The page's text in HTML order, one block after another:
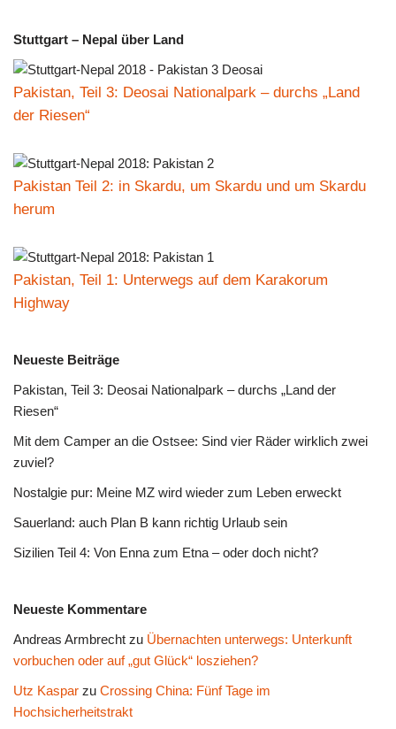
Stuttgart – Nepal über Land
Pakistan, Teil 3: Deosai Nationalpark – durchs „Land
der Riesen“
Pakistan Teil 2: in Skardu, um Skardu und um Skardu
herum
Pakistan, Teil 1: Unterwegs auf dem Karakorum
Highway
Neueste Beiträge
Pakistan, Teil 3: Deosai Nationalpark – durchs „Land der
Riesen“
Mit dem Camper an die Ostsee: Sind vier Räder wirklich zwei
zuviel?
Nostalgie pur: Meine MZ wird wieder zum Leben erweckt
Sauerland: auch Plan B kann richtig Urlaub sein
Sizilien Teil 4: Von Enna zum Etna – oder doch nicht?
Neueste Kommentare
Andreas Armbrecht zu Übernachten unterwegs: Unterkunft
vorbuchen oder auf „gut Glück“ losziehen?
Utz Kaspar zu Crossing China: Fünf Tage im
Hochsicherheitstrakt